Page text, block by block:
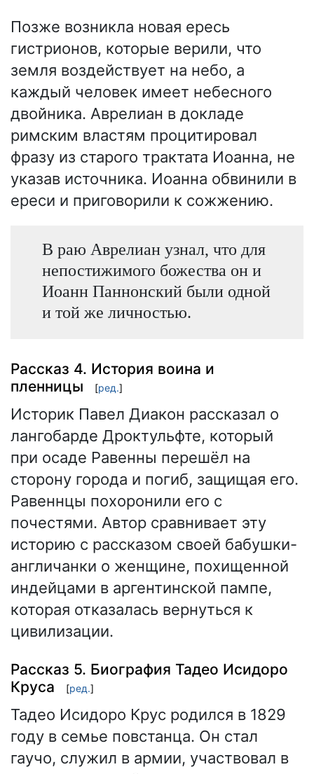
Позже возникла новая ересь
гистрионов, которые верили, что
земля воздействует на небо, а
каждый человек имеет небесного
двойника. Аврелиан в докладе
римским властям процитировал
фразу из старого трактата Иоанна, не
указав источника. Иоанна обвинили в
ереси и приговорили к сожжению.
В раю Аврелиан узнал, что для
непостижимого божества он и
Иоанн Паннонский были одной
и той же личностью.
Рассказ 4. История воина и
пленницы
[ред.]
Историк Павел Диакон рассказал о
лангобарде Дроктульфте, который
при осаде Равенны перешёл на
сторону города и погиб, защищая его.
Равеннцы похоронили его с
почестями. Автор сравнивает эту
историю с рассказом своей бабушки-
англичанки о женщине, похищенной
индейцами в аргентинской пампе,
которая отказалась вернуться к
цивилизации.
Рассказ 5. Биография Тадео Исидоро
Круса
[ред.]
Тадео Исидоро Крус родился в 1829
году в семье повстанца. Он стал
гаучо, служил в армии, участвовал в